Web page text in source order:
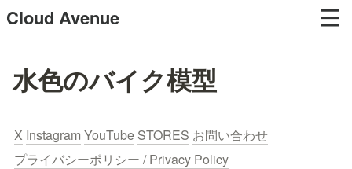
Cloud Avenue
水色のバイク模型
X Instagram YouTube STORES お問い合わせ
プライバシーポリシー / Privacy Policy